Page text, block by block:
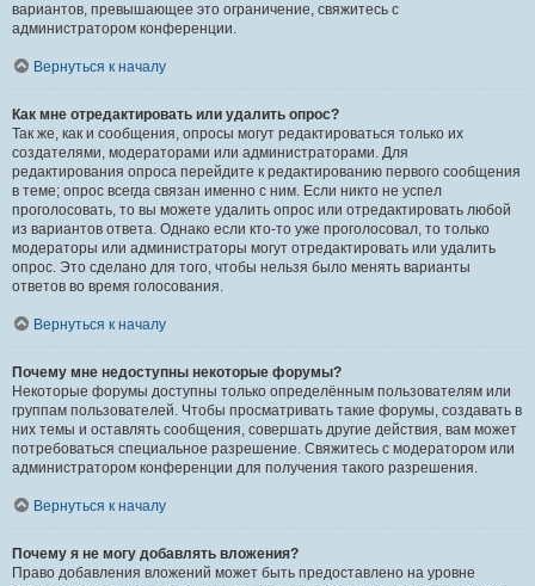
вариантов, превышающее это ограничение, свяжитесь с
администратором конференции.
Вернуться к началу
Как мне отредактировать или удалить опрос?
Так же, как и сообщения, опросы могут редактироваться только их
создателями, модераторами или администраторами. Для
редактирования опроса перейдите к редактированию первого сообщения
в теме; опрос всегда связан именно с ним. Если никто не успел
проголосовать, то вы можете удалить опрос или отредактировать любой
из вариантов ответа. Однако если кто-то уже проголосовал, то только
модераторы или администраторы могут отредактировать или удалить
опрос. Это сделано для того, чтобы нельзя было менять варианты
ответов во время голосования.
Вернуться к началу
Почему мне недоступны некоторые форумы?
Некоторые форумы доступны только определённым пользователям или
группам пользователей. Чтобы просматривать такие форумы, создавать в
них темы и оставлять сообщения, совершать другие действия, вам может
потребоваться специальное разрешение. Свяжитесь с модератором или
администратором конференции для получения такого разрешения.
Вернуться к началу
Почему я не могу добавлять вложения?
Право добавления вложений может быть предоставлено на уровне